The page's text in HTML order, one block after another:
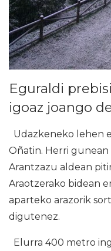
Eguraldi
igoaz joango
Udazkeneko lehen
Oñatin. Herri
Arantzazu aldean
Araotzerako bidean
aparteko arazorik
digutenez.
Elurra 400 metro